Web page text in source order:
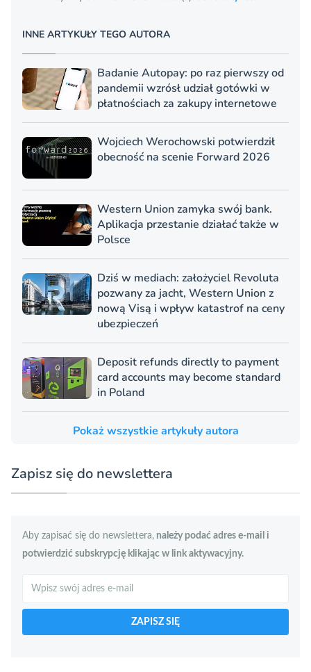
INNE ARTYKUŁY TEGO AUTORA
Badanie Autopay: po raz pierwszy od
pandemii wzrósł udział gotówki w
płatnościach za zakupy internetowe
Wojciech Werochowski potwierdził
obecność na scenie Forward 2026
Western Union zamyka swój bank.
Aplikacja przestanie działać także w
Polsce
Dziś w mediach: założyciel Revoluta
pozwany za jacht, Western Union z
nową Visą i wpływ katastrof na ceny
ubezpieczeń
Deposit refunds directly to payment
card accounts may become standard
in Poland
Pokaż wszystkie artykuły autora
Zapisz się do newslettera
Aby zapisać się do newslettera, należy podać adres e-mail i
potwierdzić subskrypcję klikając w link aktywacyjny.
ZAPISZ SIĘ